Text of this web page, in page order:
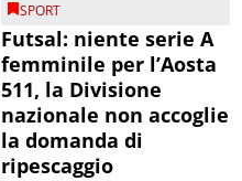
SPORT
Futsal: niente serie A
femminile per l’Aosta
511, la Divisione
nazionale non accoglie
la domanda di
ripescaggio